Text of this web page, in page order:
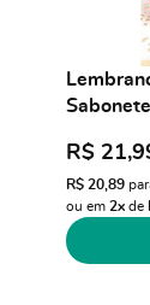
R$
R$ 20,89
ou em 2x de